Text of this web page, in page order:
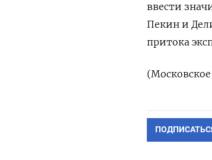
ввести
Пекин и
притока